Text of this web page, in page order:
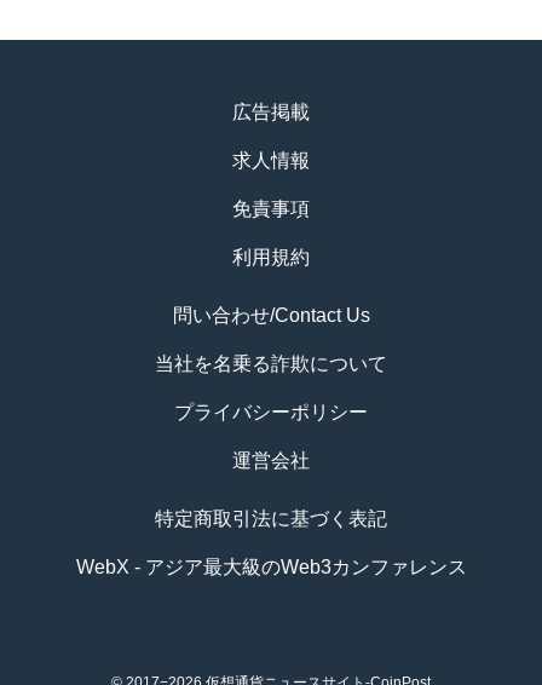
広告掲載
求人情報
免責事項
利用規約
問い合わせ/Contact Us
当社を名乗る詐欺について
プライバシーポリシー
運営会社
特定商取引法に基づく表記
WebX - アジア最大級のWeb3カンファレンス